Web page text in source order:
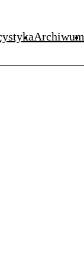
Archiwum